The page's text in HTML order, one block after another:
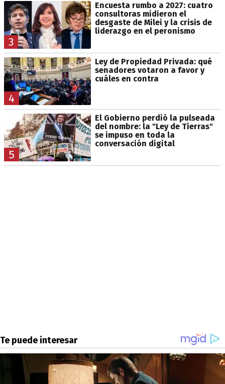
3
Encuesta rumbo a 2027: cuatro
consultoras midieron el
desgaste de Milei y la crisis de
liderazgo en el peronismo
4
Ley de Propiedad Privada: qué
senadores votaron a favor y
cuáles en contra
5
El Gobierno perdió la pulseada
del nombre: la "Ley de Tierras"
se impuso en toda la
conversación digital